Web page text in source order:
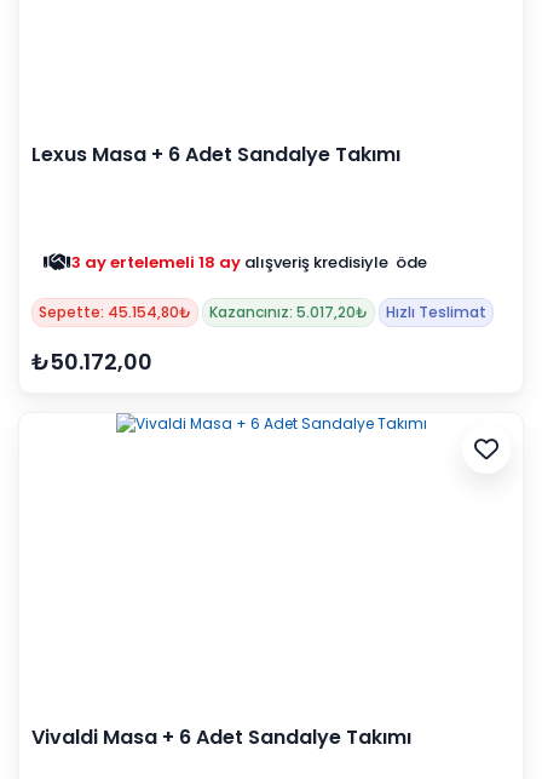
Lexus Masa + 6 Adet Sandalye Takımı
3 ay ertelemeli 18 ay alışveriş kredisiyle öde
Sepette: 45.154,80₺ Kazancınız: 5.017,20₺ Hızlı Teslimat
₺50.172,00
Vivaldi Masa + 6 Adet Sandalye Takımı